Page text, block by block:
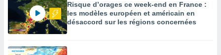
Risque d’orages ce week-end en France :
les modèles européen et américain en
désaccord sur les régions concernées